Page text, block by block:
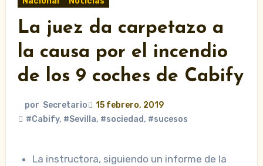
La juez da carpetazo a
la causa por el incendio
de los 9 coches de Cabify
por Secretario
15 febrero, 2019
#Cabify, #Sevilla, #sociedad, #sucesos
La instructora, siguiendo un informe de la